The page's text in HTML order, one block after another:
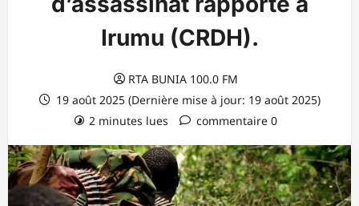
Irumu (CRDH).
RTA BUNIA 100.0 FM
19 août 2025 (Dernière mise à jour: 19 août 2025)
2 minutes lues
commentaire 0